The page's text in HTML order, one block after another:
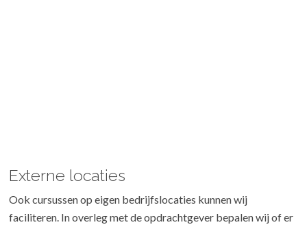
Externe locaties
Ook cursussen op eigen bedrijfslocaties kunnen wij
faciliteren. In overleg met de opdrachtgever bepalen wij of er